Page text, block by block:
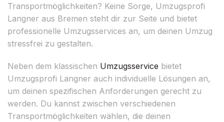
Transportmöglichkeiten? Keine Sorge, Umzugsprofi
Langner aus Bremen steht dir zur Seite und bietet
professionelle Umzugsservices an, um deinen Umzug
stressfrei zu gestalten.
Neben dem klassischen Umzugsservice bietet
Umzugsprofi Langner auch individuelle Lösungen an,
um deinen spezifischen Anforderungen gerecht zu
werden. Du kannst zwischen verschiedenen
Transportmöglichkeiten wählen, die deinen